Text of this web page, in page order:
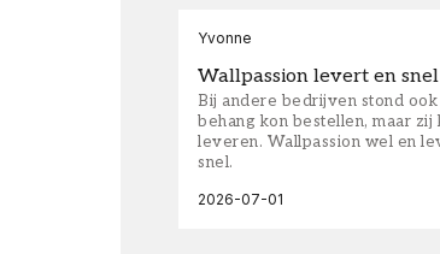
Yvonne
Wallpassion levert en
Bij andere bedrijven stond
behang kon bestellen, maar zij
leveren. Wallpassion wel en
snel.
2026-07-01